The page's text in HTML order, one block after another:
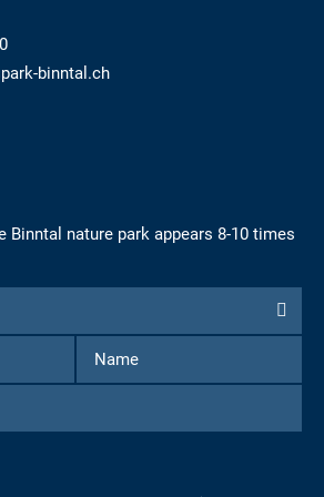
binntal.ch
Binntal nature park appears 8-10 times
First
Name
Name